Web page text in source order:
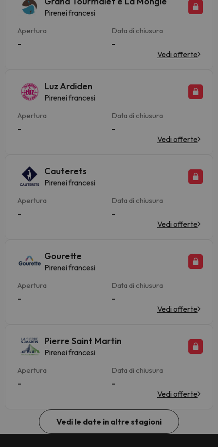
Pirenei francesi
Apertura
-
Data di chiusura
-
Vedi offerte
Luz Ardiden
Pirenei francesi
Apertura
-
Data di chiusura
-
Vedi offerte
Cauterets
Pirenei francesi
Apertura
-
Data di chiusura
-
Vedi offerte
Gourette
Pirenei francesi
Apertura
-
Data di chiusura
-
Vedi offerte
Pierre Saint Martin
Pirenei francesi
Apertura
-
Data di chiusura
-
Vedi offerte
Vedi le date in altre stagioni